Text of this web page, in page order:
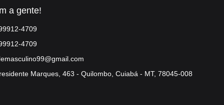
a gente!
4709
4709
Marques, 463 - Quilombo, Cuiabá - MT, 78045-008